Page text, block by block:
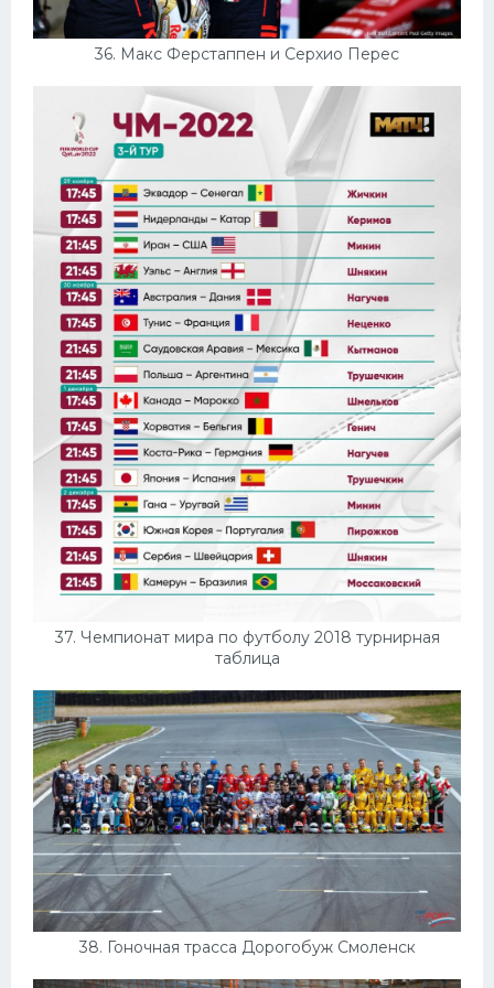
36. Макс Ферстаппен и Серхио Перес
37. Чемпионат мира по футболу 2018 турнирная
таблица
38. Гоночная трасса Дорогобуж Смоленск